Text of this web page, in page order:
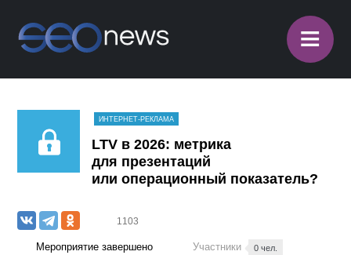
≡
ИНТЕРНЕТ-РЕКЛАМА
LTV в 2026: метрика
для презентаций
или операционный показатель?
1103
Мероприятие завершено Участники 0 чел.